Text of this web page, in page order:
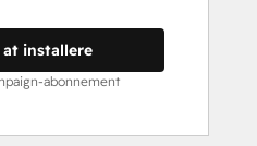
installere
abonnement